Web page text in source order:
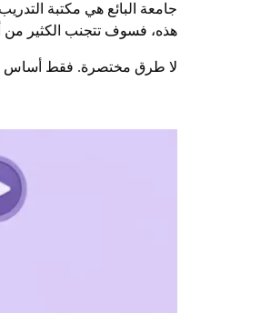
جامعة البائع هي مكتبة
هذه، فسوف تتجنب الكثير من
لا طرق مختصرة. فقط أساس